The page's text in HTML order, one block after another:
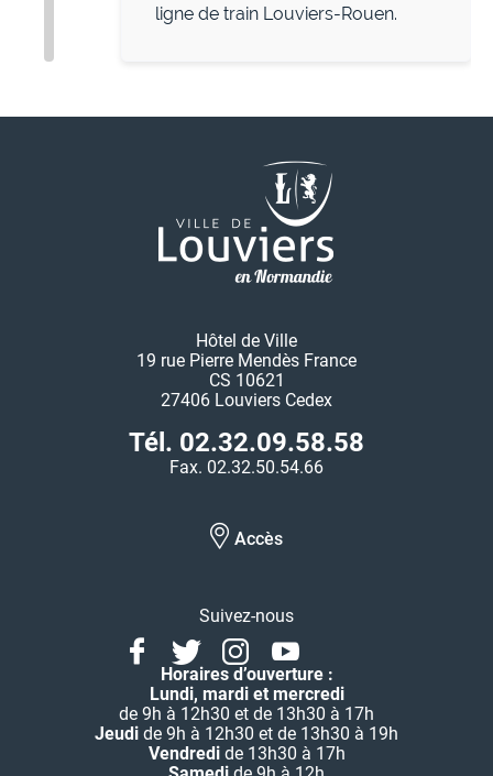
ligne de train Louviers-Rouen.
Hôtel de Ville
19 rue Pierre Mendès France
CS 10621
27406 Louviers Cedex
Tél. 02.32.09.58.58
Fax. 02.32.50.54.66
Accès
Suivez-nous
FacebookTwitterInstagramYoutube
Horaires d’ouverture :
Lundi, mardi et mercredi
de 9h à 12h30 et de 13h30 à 17h
Jeudi de 9h à 12h30 et de 13h30 à 19h
Vendredide 13h30 à 17h